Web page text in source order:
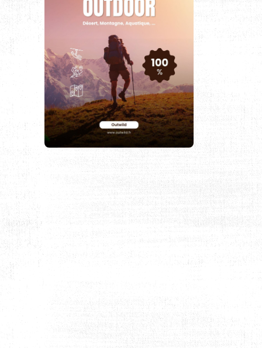
DE MONTAGNE ET D’ESCALADE (FFME) ?